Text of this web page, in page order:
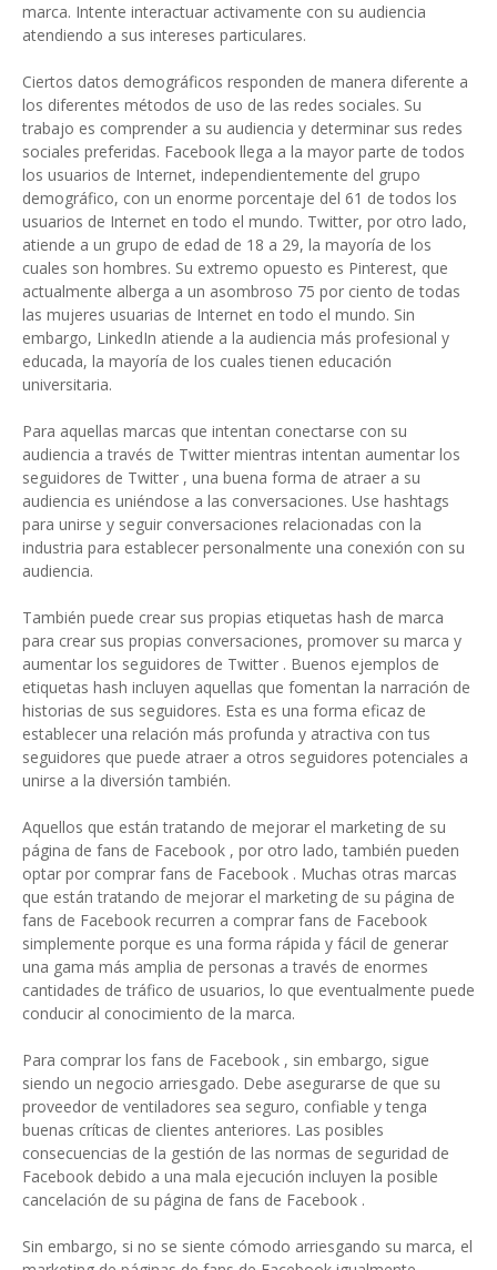
marca. Intente interactuar activamente con su audiencia
atendiendo a sus intereses particulares.
Ciertos datos demográficos responden de manera diferente a
los diferentes métodos de uso de las redes sociales. Su
trabajo es comprender a su audiencia y determinar sus redes
sociales preferidas. Facebook llega a la mayor parte de todos
los usuarios de Internet, independientemente del grupo
demográfico, con un enorme porcentaje del 61 de todos los
usuarios de Internet en todo el mundo. Twitter, por otro lado,
atiende a un grupo de edad de 18 a 29, la mayoría de los
cuales son hombres. Su extremo opuesto es Pinterest, que
actualmente alberga a un asombroso 75 por ciento de todas
las mujeres usuarias de Internet en todo el mundo. Sin
embargo, LinkedIn atiende a la audiencia más profesional y
educada, la mayoría de los cuales tienen educación
universitaria.
Para aquellas marcas que intentan conectarse con su
audiencia a través de Twitter mientras intentan aumentar los
seguidores de Twitter , una buena forma de atraer a su
audiencia es uniéndose a las conversaciones. Use hashtags
para unirse y seguir conversaciones relacionadas con la
industria para establecer personalmente una conexión con su
audiencia.
También puede crear sus propias etiquetas hash de marca
para crear sus propias conversaciones, promover su marca y
aumentar los seguidores de Twitter . Buenos ejemplos de
etiquetas hash incluyen aquellas que fomentan la narración de
historias de sus seguidores. Esta es una forma eficaz de
establecer una relación más profunda y atractiva con tus
seguidores que puede atraer a otros seguidores potenciales a
unirse a la diversión también.
Aquellos que están tratando de mejorar el marketing de su
página de fans de Facebook , por otro lado, también pueden
optar por comprar fans de Facebook . Muchas otras marcas
que están tratando de mejorar el marketing de su página de
fans de Facebook recurren a comprar fans de Facebook
simplemente porque es una forma rápida y fácil de generar
una gama más amplia de personas a través de enormes
cantidades de tráfico de usuarios, lo que eventualmente puede
conducir al conocimiento de la marca.
Para comprar los fans de Facebook , sin embargo, sigue
siendo un negocio arriesgado. Debe asegurarse de que su
proveedor de ventiladores sea seguro, confiable y tenga
buenas críticas de clientes anteriores. Las posibles
consecuencias de la gestión de las normas de seguridad de
Facebook debido a una mala ejecución incluyen la posible
cancelación de su página de fans de Facebook .
Sin embargo, si no se siente cómodo arriesgando su marca, el